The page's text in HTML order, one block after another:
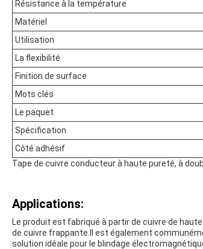
Résistance à la température
Matériel
Utilisation
La flexibilité
Finition de surface
Mots clés
Le paquet
Spécification
Côté adhésif
Tape de cuivre conducteur à haute pureté, à
Applications:
Le produit est fabriqué à partir de cuivre de
de cuivre frappante.Il est également
solution idéale pour le blindage